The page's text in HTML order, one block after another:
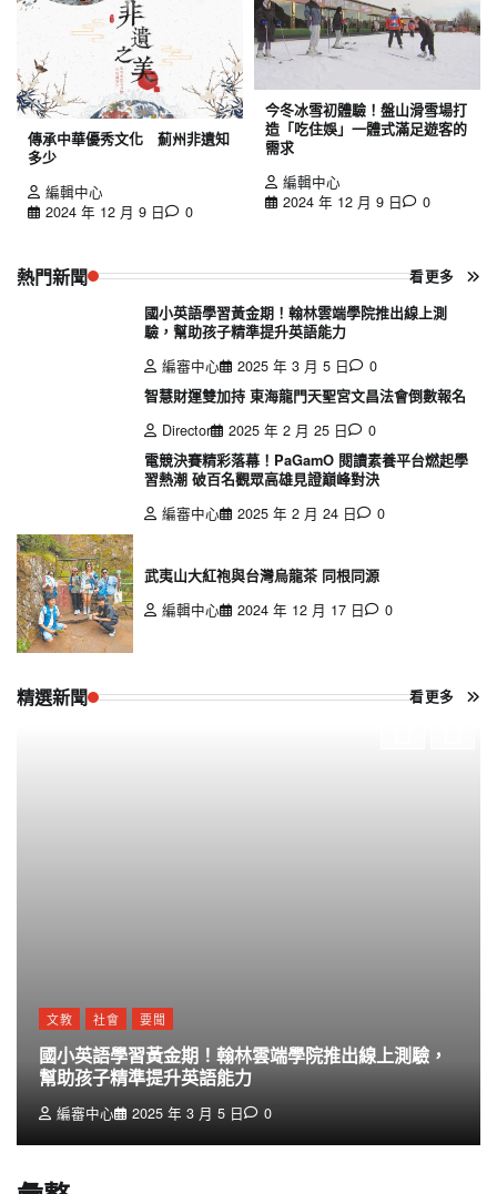
傳承中華優秀文化 薊州非遺知
多少
編輯中心
2024 年 12 月 9 日
0
今冬冰雪初體驗！盤山滑雪場打
造「吃住娛」一體式滿足遊客的
需求
編輯中心
2024 年 12 月 9 日
0
熱門新聞 看更多
國小英語學習黃金期！翰林雲端學院推出線上測
驗，幫助孩子精準提升英語能力
編審中心
2025 年 3 月 5 日
0
智慧財運雙加持 東海龍門天聖宮文昌法會倒數報名
Director
2025 年 2 月 25 日
0
電競決賽精彩落幕！PaGamO 閱讀素養平台燃起學
習熱潮 破百名觀眾高雄見證巔峰對決
編審中心
2025 年 2 月 24 日 0
武夷山大紅袍與台灣烏龍茶 同根同源
編輯中心
2024 年 12 月 17 日 0
精選新聞 看更多
文教 社會 要聞
國小英語學習黃金期！翰林雲端學院推出線上測驗，
幫助孩子精準提升英語能力
編審中心 2025 年 3 月 5 日 0